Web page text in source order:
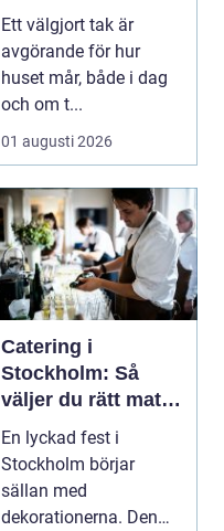
får ett tak som
håller
Ett välgjort tak är
avgörande för hur
huset mår, både i dag
och om t...
01 augusti 2026
Catering i
Stockholm: Så
väljer du rätt mat
till ditt evenemang
En lyckad fest i
Stockholm börjar
sällan med
dekorationerna. Den